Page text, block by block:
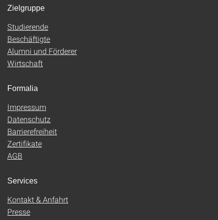
Zielgruppe
Studierende
Beschäftigte
Alumni und Förderer
Wirtschaft
Formalia
Impressum
Datenschutz
Barrierefreiheit
Zertifikate
AGB
Services
Kontakt & Anfahrt
Presse